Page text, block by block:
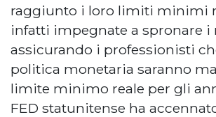
raggiunto i loro limiti minimi
infatti impegnate a spronare i
assicurando i professionisti
politica monetaria saranno
limite minimo reale per gli
FED statunitense ha